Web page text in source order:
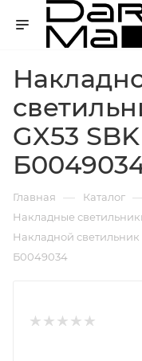
GX53
Главная — Каталог
Накладные
Накладной светильник
Б0049034